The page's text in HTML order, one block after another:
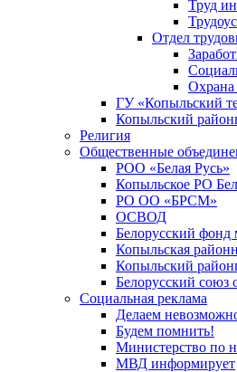
Труд
Отдел
Охрана
ГУ «Копыльский
Копыльский
Религия
Общественные
РОО «Белая Русь»
Копыльское РО
РО ОО «БРСМ»
ОСВОД
Белорусский фонд
Копыльская
Копыльский
Белорусский союз
Социальная реклама
Делаем
Будем помнить!
Министерство по
МВД информирует